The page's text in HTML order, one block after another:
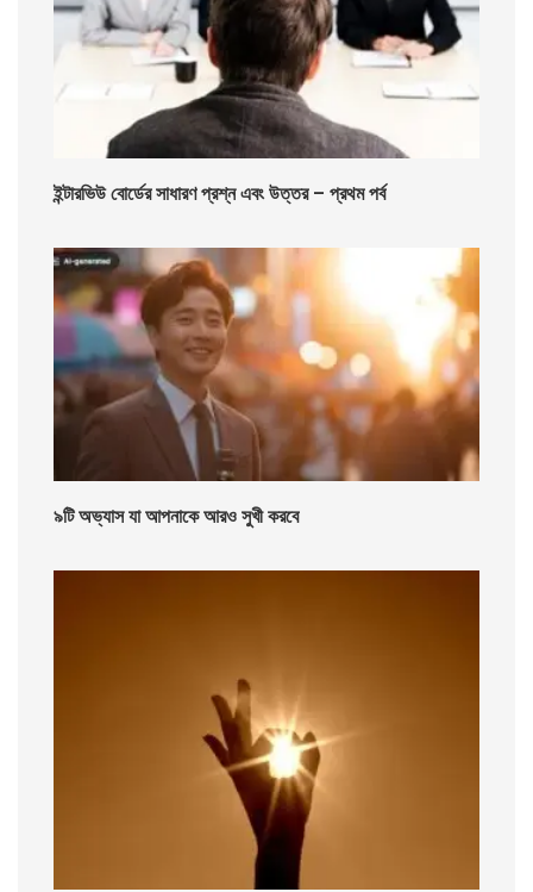
ইন্টারভিউ বোর্ডের সাধারণ প্রশ্ন এবং উত্তর – প্রথম পর্ব
৯টি অভ্যাস যা আপনাকে আরও সুখী করবে